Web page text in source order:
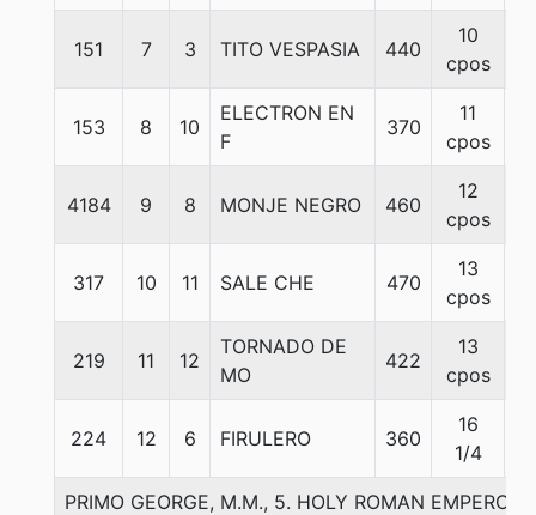
151 7 3 TITO VESPASIA 440
10
cpos
153 8 10
ELECTRON EN
F
370
11
cpos
4184 9 8 MONJE NEGRO 460
12
cpos
317 10 11 SALE CHE 470
13
cpos
219 11 12
TORNADO DE
MO
422
13
cpos
224 12 6 FIRULERO 360
16
1/4
PRIMO GEORGE, M.M., 5. HOLY ROMAN